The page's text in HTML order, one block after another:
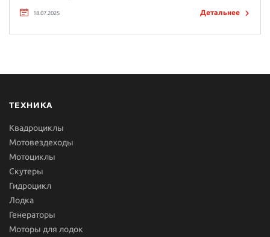
18.07.2025 Детальнее
ТЕХНИКА
Квадроциклы
Мотовездеходы
Мотоциклы
Скутеры
Гидроцикл
Лодка
Генераторы
Моторы для лодок